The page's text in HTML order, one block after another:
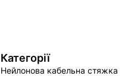
Категорії
Нейлонова кабельна стяжка